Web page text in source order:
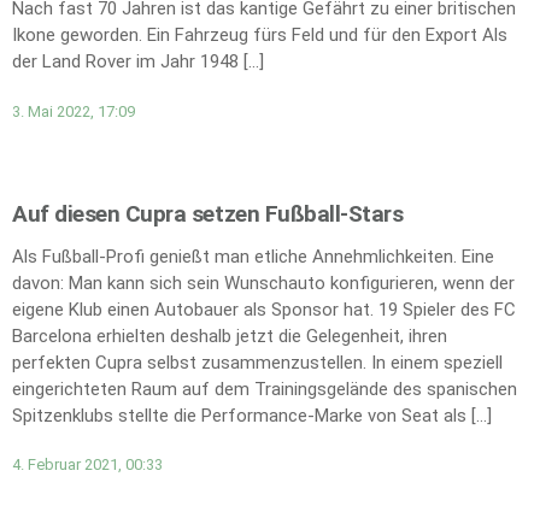
Nach fast 70 Jahren ist das kantige Gefährt zu einer britischen
Ikone geworden. Ein Fahrzeug fürs Feld und für den Export Als
der Land Rover im Jahr 1948 […]
3. Mai 2022, 17:09
Auf diesen Cupra setzen Fußball-Stars
Als Fußball-Profi genießt man etliche Annehmlichkeiten. Eine
davon: Man kann sich sein Wunschauto konfigurieren, wenn der
eigene Klub einen Autobauer als Sponsor hat. 19 Spieler des FC
Barcelona erhielten deshalb jetzt die Gelegenheit, ihren
perfekten Cupra selbst zusammenzustellen. In einem speziell
eingerichteten Raum auf dem Trainingsgelände des spanischen
Spitzenklubs stellte die Performance-Marke von Seat als […]
4. Februar 2021, 00:33